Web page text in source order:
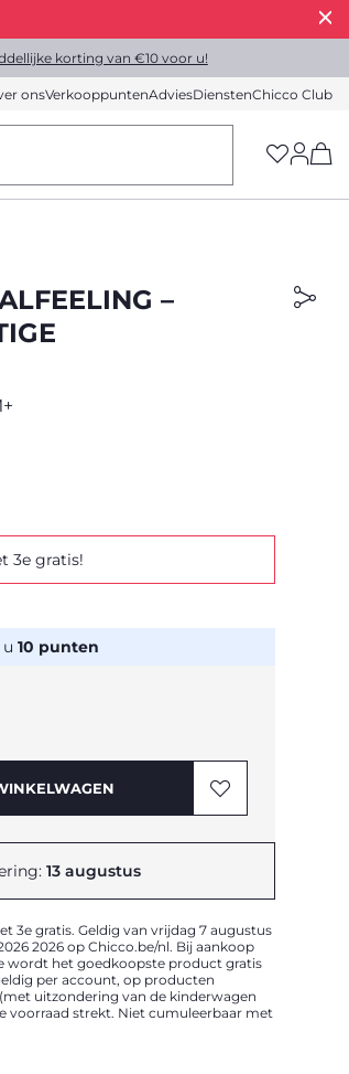
korting van €10 voor u!
onsVerkooppuntenAdviesDienstenChicco Club
–
3e gratis!
10 punten
13 augustus
3e gratis. Geldig van vrijdag 7 augustus
2026 op Chicco.be/nl. Bij aankoop
wordt het goedkoopste product gratis
per account, op producten
uitzondering van de kinderwagen
voorraad strekt. Niet cumuleerbaar met